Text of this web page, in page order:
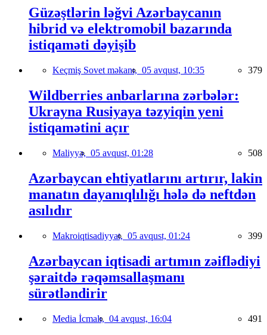
Güzəştlərin ləğvi Azərbaycanın
hibrid və elektromobil bazarında
istiqaməti dəyişib
Keçmiş Sovet məkanı, 05 avqust, 10:35 379
Wildberries anbarlarına zərbələr:
Ukrayna Rusiyaya təzyiqin yeni
istiqamətini açır
Maliyyə, 05 avqust, 01:28 508
Azərbaycan ehtiyatlarını artırır, lakin
manatın dayanıqlılığı hələ də neftdən
asılıdır
Makroiqtisadiyyat, 05 avqust, 01:24 399
Azərbaycan iqtisadi artımın zəiflədiyi
şəraitdə rəqəmsallaşmanı
sürətləndirir
Media İcmalı, 04 avqust, 16:04 491